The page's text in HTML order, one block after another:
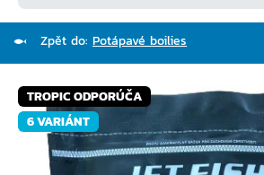
Zpět do: Potápavé boilies
TROPIC ODPORÚČA
6 VARIÁNT